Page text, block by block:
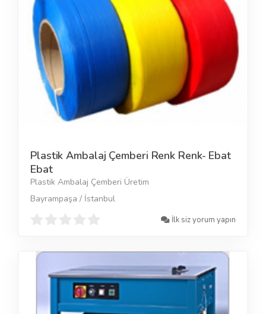
Plastik Ambalaj Çemberi Renk Renk- Ebat
Ebat
Plastik Ambalaj Çemberi Üretim
Bayrampaşa / İstanbul
İlk siz yorum yapın